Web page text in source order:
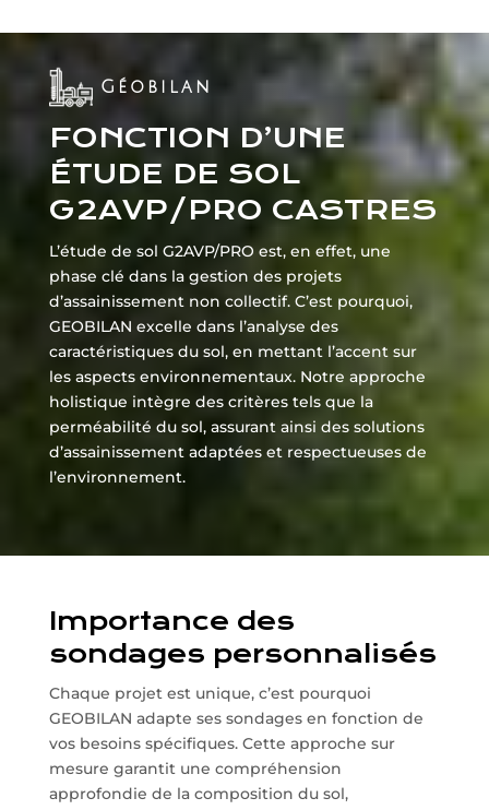
Géobilan
FONCTION D’UNE
ÉTUDE DE SOL
G2AVP/PRO CASTRES
L’étude de sol G2AVP/PRO est, en effet, une
phase clé dans la gestion des projets
d’assainissement non collectif. C’est pourquoi,
GEOBILAN excelle dans l’analyse des
caractéristiques du sol, en mettant l’accent sur
les aspects environnementaux. Notre approche
holistique intègre des critères tels que la
perméabilité du sol, assurant ainsi des solutions
d’assainissement adaptées et respectueuses de
l’environnement.
Importance des
sondages personnalisés
Chaque projet est unique, c’est pourquoi
GEOBILAN adapte ses sondages en fonction de
vos besoins spécifiques. Cette approche sur
mesure garantit une compréhension
approfondie de la composition du sol,